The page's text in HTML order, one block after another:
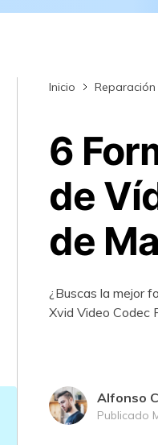
Inicio
6
de
de
¿Buscas la mejor
Xvid Video Codec
Alfonso
Publicado